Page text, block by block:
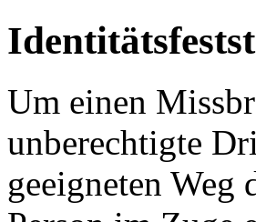
Um einen
unberechtigte
geeigneten Weg